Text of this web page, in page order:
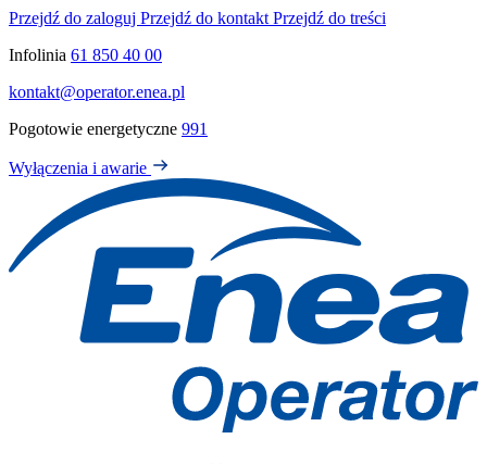
Przejdź do zaloguj Przejdź do kontakt Przejdź do treści
Infolinia 61 850 40 00
kontakt@operator.enea.pl
Pogotowie energetyczne 991
Wyłączenia i awarie